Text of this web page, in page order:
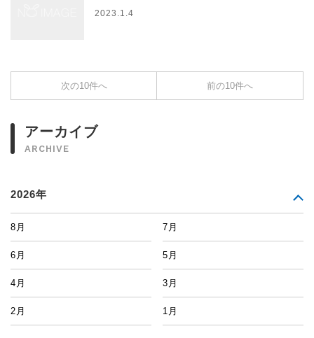
2023.1.4
次の10件へ 前の10件へ
アーカイブ
ARCHIVE
2026年
8月 7月
6月 5月
4月 3月
2月 1月